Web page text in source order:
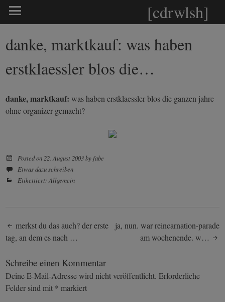
[cdrwlsh]
danke, marktkauf: was haben
erstklaessler blos die…
danke, marktkauf: was haben erstklaessler blos die ganzen jahre
ohne organizer gemacht?
Posted on 22. August 2003by fabe
Etwas dazu schreiben
Etikettiert:Allgemein
Post
navigation
merkst du das auch? der erste
tag, an dem es nach …
ja, nun. war reincarnation-parade
am wochenende. w…
Schreibe einen Kommentar
Deine E-Mail-Adresse wird nicht veröffentlicht. Erforderliche
Felder sind mit * markiert